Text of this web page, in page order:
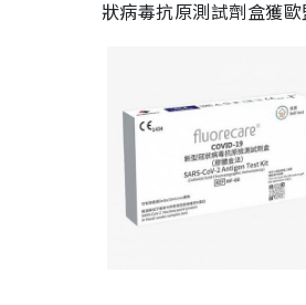
狀病毒抗原測試劑盒獲